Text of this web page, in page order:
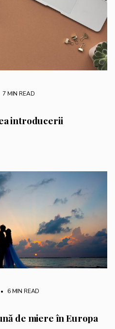
7 MIN READ
introducerii
• 6 MIN READ
de miere în Europa